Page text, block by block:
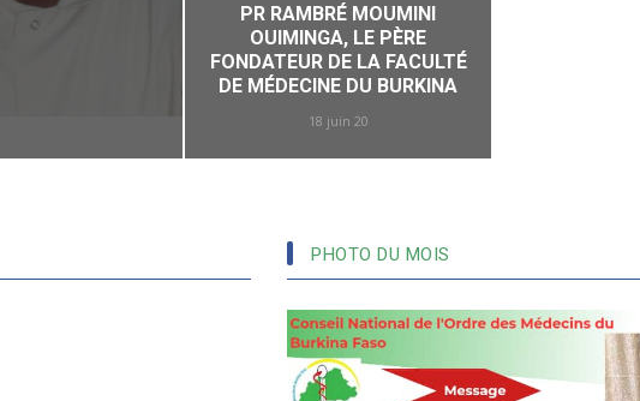
PR RAMBRÉ MOUMINI
OUIMINGA, LE PÈRE
FONDATEUR DE LA FACULTÉ
DE MÉDECINE DU BURKINA
18 juin 20
PHOTO DU MOIS